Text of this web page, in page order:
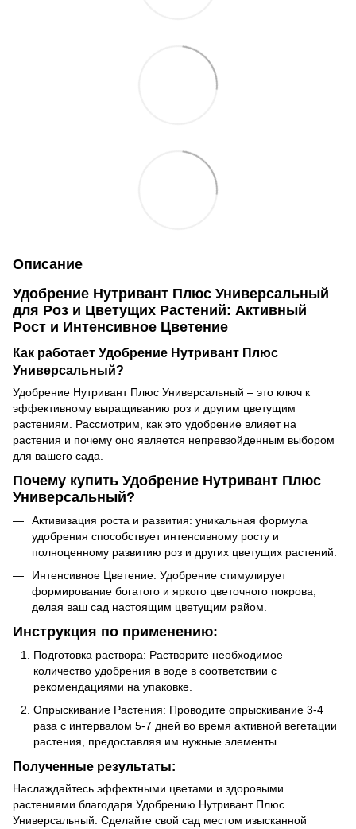
Описание
Удобрение Нутривант Плюс Универсальный
для Роз и Цветущих Растений: Активный
Рост и Интенсивное Цветение
Как работает Удобрение Нутривант Плюс
Универсальный?
Удобрение Нутривант Плюс Универсальный – это ключ к
эффективному выращиванию роз и другим цветущим
растениям. Рассмотрим, как это удобрение влияет на
растения и почему оно является непревзойденным выбором
для вашего сада.
Почему купить Удобрение Нутривант Плюс
Универсальный?
Активизация роста и развития: уникальная формула
удобрения способствует интенсивному росту и
полноценному развитию роз и других цветущих растений.
Интенсивное Цветение: Удобрение стимулирует
формирование богатого и яркого цветочного покрова,
делая ваш сад настоящим цветущим райом.
Инструкция по применению:
Подготовка раствора: Растворите необходимое
количество удобрения в воде в соответствии с
рекомендациями на упаковке.
Опрыскивание Растения: Проводите опрыскивание 3-4
раза с интервалом 5-7 дней во время активной вегетации
растения, предоставляя им нужные элементы.
Полученные результаты:
Наслаждайтесь эффектными цветами и здоровыми
растениями благодаря Удобрению Нутривант Плюс
Универсальный. Сделайте свой сад местом изысканной